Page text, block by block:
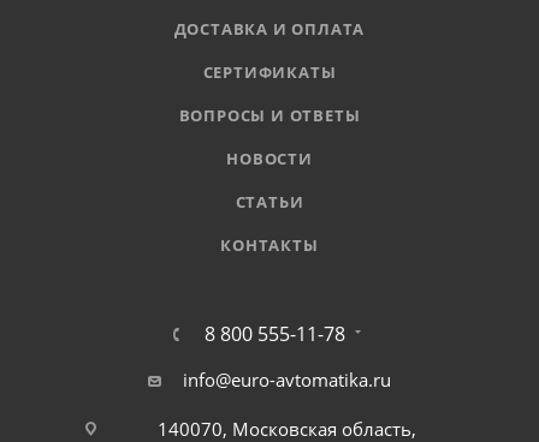
ДОСТАВКА И ОПЛАТА
СЕРТИФИКАТЫ
ВОПРОСЫ И ОТВЕТЫ
НОВОСТИ
СТАТЬИ
КОНТАКТЫ
8 800 555-11-78
info@euro-avtomatika.ru
140070, Московская область,